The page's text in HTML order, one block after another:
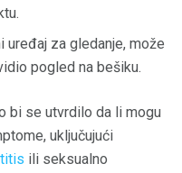
uređaj za gledanje, može
pogled na bešiku.
bi se utvrdilo da li mogu
uključujući
ili seksualno